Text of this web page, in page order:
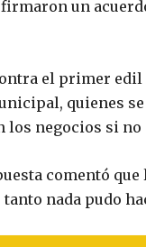
un
el primer
quienes
negocios si no
comentó
nada pudo